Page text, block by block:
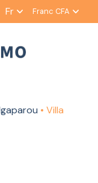
Fr Franc CFA
Ngaparou Villa